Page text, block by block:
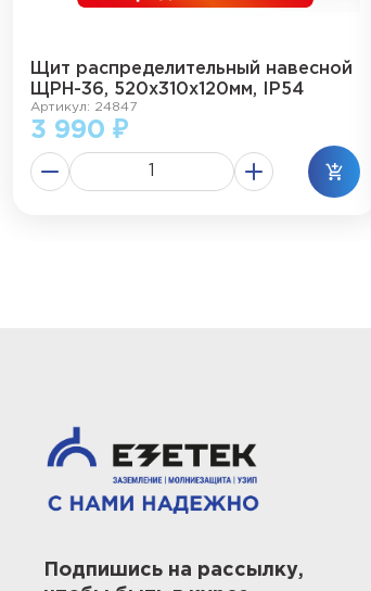
Щит распределительный навесной
ЩРН-36, 520х310х120мм, IP54
Артикул: 24847
3 990 ₽
Подпишись на рассылку,